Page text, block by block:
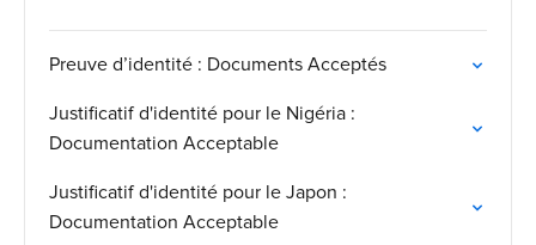
Preuve d’identité : Documents Acceptés
Justificatif d'identité pour le Nigéria :
Documentation Acceptable
Justificatif d'identité pour le Japon :
Documentation Acceptable